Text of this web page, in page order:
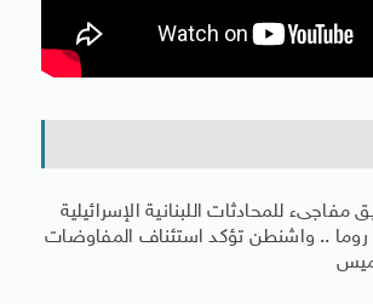
مفاجىء للمحادثات اللبنانية الإسرائيلية
.. واشنطن تؤكد استئناف المفاوضات